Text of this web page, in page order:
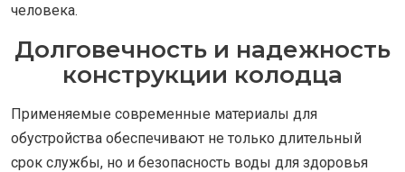
человека.
Долговечность и надежность
конструкции колодца
Применяемые современные материалы для
обустройства обеспечивают не только длительный
срок службы, но и безопасность воды для здоровья